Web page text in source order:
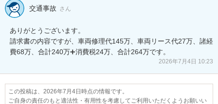
交通事故 さん
ありがとうございます。
請求書の内容ですが、車両修理代145万、車両リース代27万、諸経
費68万、合計240万➕消費税24万、合計264万です。
2026年7月4日 10:23
この投稿は、2026年7月4日時点の情報です。
ご自身の責任のもと適法性・有用性を考慮してご利用いただくようお願いい